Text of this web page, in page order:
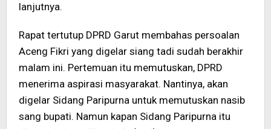
lanjutnya.
Rapat tertutup DPRD Garut membahas persoalan
Aceng Fikri yang digelar siang tadi sudah berakhir
malam ini. Pertemuan itu memutuskan, DPRD
menerima aspirasi masyarakat. Nantinya, akan
digelar Sidang Paripurna untuk memutuskan nasib
sang bupati. Namun kapan Sidang Paripurna itu